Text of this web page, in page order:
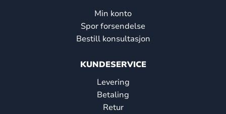
Min konto
Spor forsendelse
Bestill konsultasjon
KUNDESERVICE
Levering
Betaling
Retur